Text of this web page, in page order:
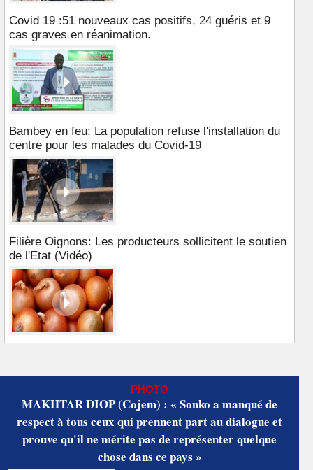
Covid 19 :51 nouveaux cas positifs, 24 guéris et 9
cas graves en réanimation.
Bambey en feu: La population refuse l'installation du
centre pour les malades du Covid-19
Filière Oignons: Les producteurs sollicitent le soutien
de l'Etat (Vidéo)
PHOTO
MAKHTAR DIOP (Cojem) : « Sonko a manqué de
respect à tous ceux qui prennent part au dialogue et
prouve qu'il ne mérite pas de représenter quelque
chose dans ce pays »